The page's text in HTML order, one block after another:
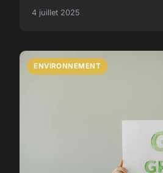
4 juillet 2025
ENVIRONNEMENT